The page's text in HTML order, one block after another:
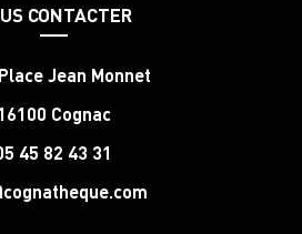
CONTACTER
Jean Monnet
Cognac
45 82 43 31